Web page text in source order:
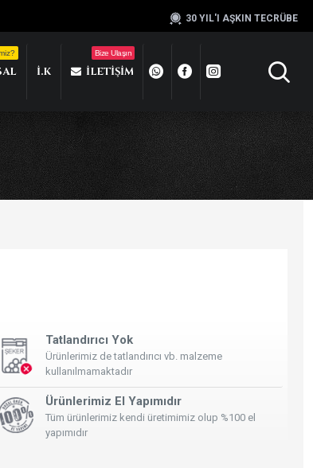
30 YIL'I AŞKIN TECRÜBE
İ.K İLETIŞIM
Bize Ulaşın
Tatlandırıcı Yok
Ürünlerimiz de tatlandırıcı vb. malzeme
kullanılmamaktadır
Ürünlerimiz El Yapımıdır
Tüm ürünlerimiz kendi üretimimiz olup %100 el
yapımıdır